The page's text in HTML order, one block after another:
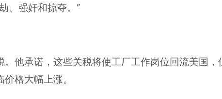
、强奸和掠夺。”
他承诺，这些关税将使工厂工作岗位回流美国
格大幅上涨。